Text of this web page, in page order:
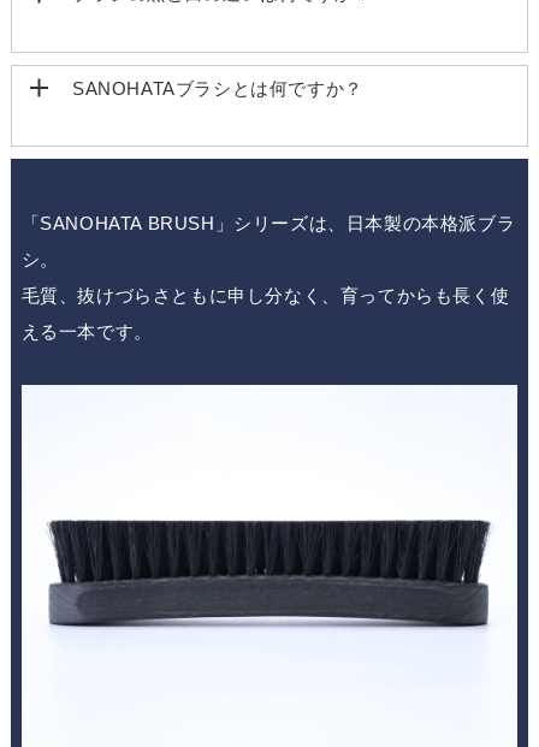
SANOHATAブラシとは何ですか？
「SANOHATA BRUSH」シリーズは、日本製の本格派ブラ
シ。
毛質、抜けづらさともに申し分なく、育ってからも長く使
える一本です。